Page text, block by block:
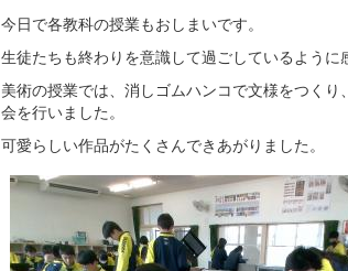
今日で各教科の授業もおしまいです。
生徒たちも終わりを意識して過ごしているように
美術の授業では、消しゴムハンコで文様をつく
会を行いました。
可愛らしい作品がたくさんできあがりました。